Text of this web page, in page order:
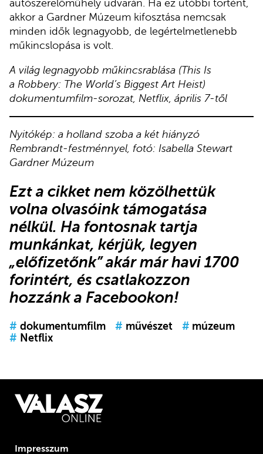
autószerelőműhely udvarán. Ha ez utóbbi történt,
akkor a Gardner Múzeum kifosztása nemcsak
minden idők legnagyobb, de legértelmetlenebb
műkincslopása is volt.
A világ legnagyobb műkincsrablása (This Is
a Robbery: The World’s Biggest Art Heist)
dokumentumfilm-sorozat, Netflix, április 7-től
Nyitókép: a holland szoba a két hiányzó
Rembrandt-festménnyel, fotó: Isabella Stewart
Gardner Múzeum
Ezt a cikket nem közölhettük
volna olvasóink támogatása
nélkül. Ha fontosnak tartja
munkánkat, kérjük, legyen
„előfizetőnk”akár már havi 1700
forintért, és csatlakozzon
hozzánk a Facebookon!
# dokumentumfilm # művészet # múzeum
# Netflix
Impresszum